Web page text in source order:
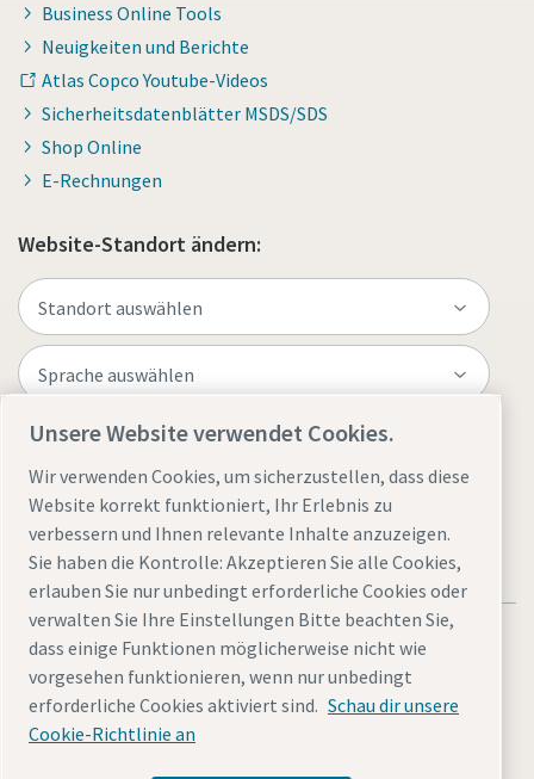
Business Online Tools
Neuigkeiten und Berichte
Atlas Copco Youtube-Videos
Sicherheitsdatenblätter MSDS/SDS
Shop Online
E-Rechnungen
Website-Standort ändern:
Website besuchen
Rechtliche Hinweise und Datenschutzerklärung
Unsere Website verwendet Cookies.
Wir verwenden Cookies, um sicherzustellen, dass diese
Website korrekt funktioniert, Ihr Erlebnis zu
verbessern und Ihnen relevante Inhalte anzuzeigen.
Sie haben die Kontrolle: Akzeptieren Sie alle Cookies,
erlauben Sie nur unbedingt erforderliche Cookies oder
verwalten Sie Ihre Einstellungen Bitte beachten Sie,
dass einige Funktionen möglicherweise nicht wie
vorgesehen funktionieren, wenn nur unbedingt
erforderliche Cookies aktiviert sind. Schau dir unsere
Cookie-Richtlinie an